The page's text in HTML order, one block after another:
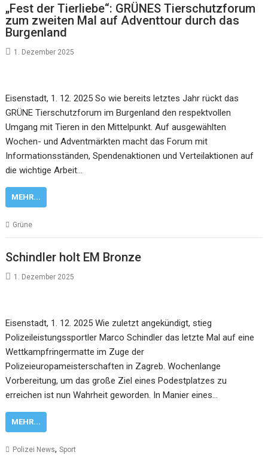
„Fest der Tierliebe“: GRÜNES Tierschutzforum
zum zweiten Mal auf Adventtour durch das
Burgenland
1. Dezember 2025
Eisenstadt, 1. 12. 2025 So wie bereits letztes Jahr rückt das
GRÜNE Tierschutzforum im Burgenland den respektvollen
Umgang mit Tieren in den Mittelpunkt. Auf ausgewählten
Wochen- und Adventmärkten macht das Forum mit
Informationsständen, Spendenaktionen und Verteilaktionen auf
die wichtige Arbeit…
MEHR...
Grüne
Schindler holt EM Bronze
1. Dezember 2025
Eisenstadt, 1. 12. 2025 Wie zuletzt angekündigt, stieg
Polizeileistungssportler Marco Schindler das letzte Mal auf eine
Wettkampfringermatte im Zuge der
Polizeieuropameisterschaften in Zagreb. Wochenlange
Vorbereitung, um das große Ziel eines Podestplatzes zu
erreichen ist nun Wahrheit geworden. In Manier eines…
MEHR...
Polizei News,Sport